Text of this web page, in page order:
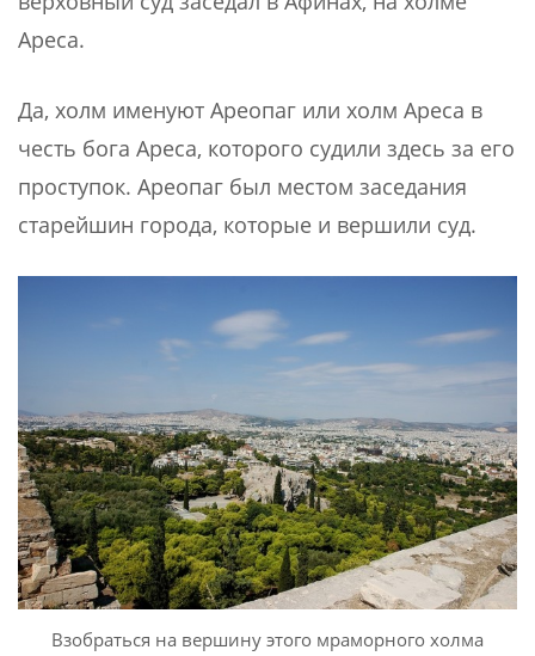
Ареса.
Да, холм именуют Ареопаг или холм Ареса в
честь бога Ареса, которого судили здесь за его
проступок. Ареопаг был местом заседания
старейшин города, которые и вершили суд.
Взобраться на вершину этого мраморного холма